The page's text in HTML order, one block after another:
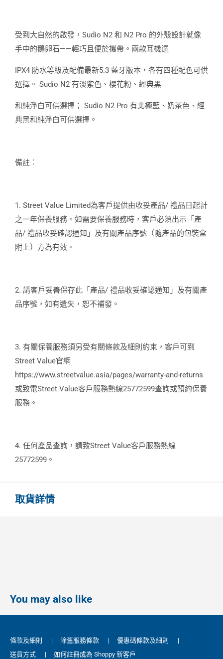
受到大自然的啟發，Sudio N2 和 N2 Pro 的外殼設計就像
手中的鵝卵石——輕巧且便於攜帶。兩款耳機達
IPX4 防水等級及配備最新5.3 藍牙版本，各有四種配色可供
選擇。 Sudio N2 有淡紫色、櫻花粉、經典黑
和純淨白可供選擇； Sudio N2 Pro 有北極藍、奶茶色、經
典黑和純淨白可供選擇。
備註︰
1. Street Value Limited為客戶提供由收妥產品/ 禮品日起計
之一年保養服務。如需要保養服務時，客戶必須出示「產
品/ 禮品收妥確認通知」及有關產品序號（隨產品的包裝盒
附上）方為有效。
2. 請客戶妥善保存此「產品/ 禮品收妥確認通知」及有關產
品序號，如有遺失，恕不補發。
3. 有關保養服務須另受有關條款及細則約束，客戶可到
Street Value官網
https://www.streetvalue.asia/pages/warranty-and-returns
或致電Street Value客戶服務熱線25772599查詢或預約保養
服務。
4. 任何產品查詢，請致Street Value客戶服務熱線
25772599。
取貨詳情
You may also like
條款及細則 | 除舊服務條款 | 優惠碼條款及細則
|
送貨方式
| 如何註冊成為 Shoppy 新客戶